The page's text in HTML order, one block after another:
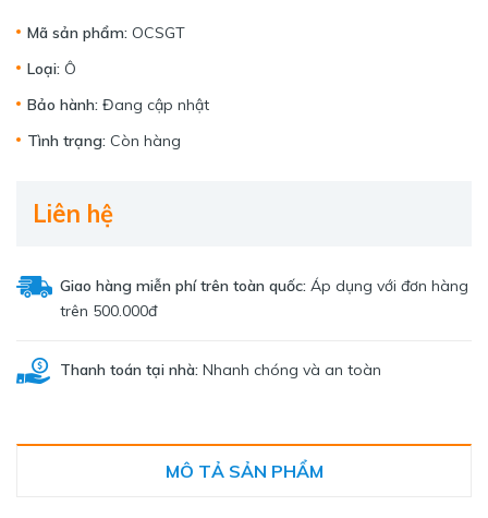
Mã sản phẩm: OCSGT
Loại: Ô
Bảo hành: Đang cập nhật
Tình trạng: Còn hàng
Liên hệ
Giao hàng miễn phí trên toàn quốc: Áp dụng với đơn hàng
trên 500.000đ
Thanh toán tại nhà: Nhanh chóng và an toàn
MÔ TẢ SẢN PHẨM